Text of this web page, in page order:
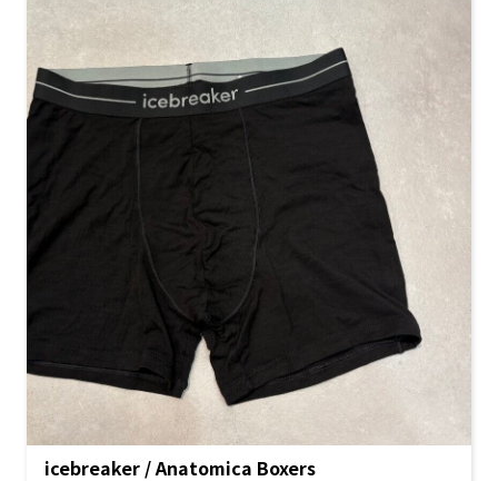
icebreaker / Anatomica Boxers